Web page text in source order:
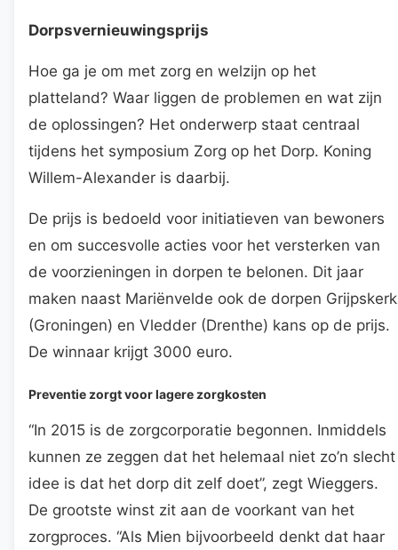
Dorpsvernieuwingsprijs
Hoe ga je om met zorg en welzijn op het
platteland? Waar liggen de problemen en wat zijn
de oplossingen? Het onderwerp staat centraal
tijdens het symposium Zorg op het Dorp. Koning
Willem-Alexander is daarbij.
De prijs is bedoeld voor initiatieven van bewoners
en om succesvolle acties voor het versterken van
de voorzieningen in dorpen te belonen. Dit jaar
maken naast Mariënvelde ook de dorpen Grijpskerk
(Groningen) en Vledder (Drenthe) kans op de prijs.
De winnaar krijgt 3000 euro.
Preventie zorgt voor lagere zorgkosten
“In 2015 is de zorgcorporatie begonnen. Inmiddels
kunnen ze zeggen dat het helemaal niet zo’n slecht
idee is dat het dorp dit zelf doet”, zegt Wieggers.
De grootste winst zit aan de voorkant van het
zorgproces. “Als Mien bijvoorbeeld denkt dat haar